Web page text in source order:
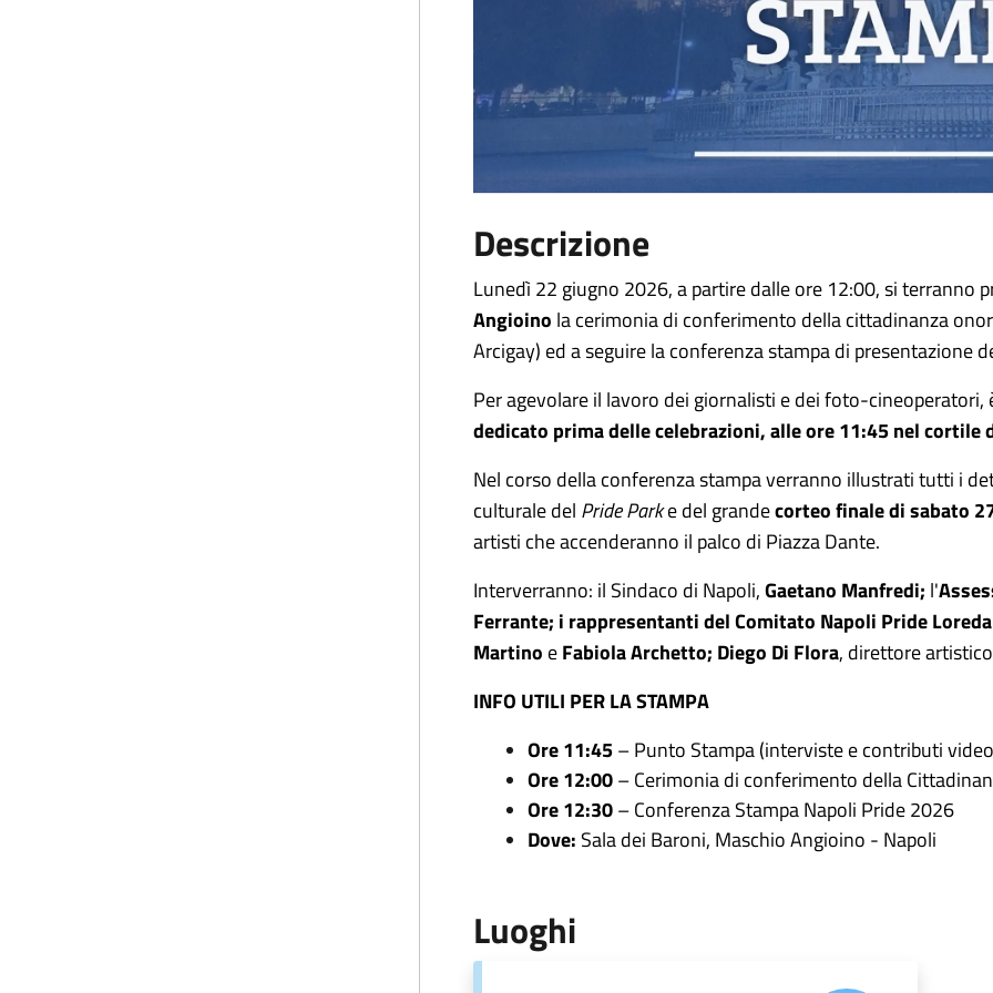
Descrizione
Lunedì 22 giugno 2026, a partire dalle ore 12:00, si terranno
Angioino la cerimonia di conferimento della cittadinanza
Arcigay) ed a seguire la conferenza stampa di presentazione
Per agevolare il lavoro dei giornalisti e dei foto-
dedicato prima delle celebrazioni, alle ore 11:45 nel cortile
Nel corso della conferenza stampa verranno illustrati tutti i
culturale del Pride Parke del grandecorteo finale di sabato
artisti che accenderanno il palco di Piazza Dante.
Interverranno: il Sindaco di Napoli,Gaetano Manfredi; l'
Ferrante; i rappresentanti del Comitato Napoli Pride
Martino eFabiola Archetto; Diego Di Flora, direttore
INFO UTILI PER LA STAMPA
Ore 11:45– Punto Stampa (interviste e contributi
Ore 12:00– Cerimonia di conferimento della
Ore 12:30– Conferenza Stampa Napoli Pride 2026
Dove: Sala dei Baroni, Maschio Angioino - Napoli
Luoghi